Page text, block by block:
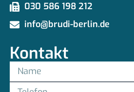
030 586 198 212
info@brudi-berlin.de
Kontakt